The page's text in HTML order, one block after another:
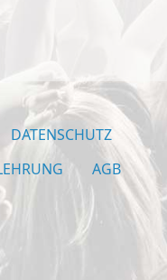
DATENSCHUTZ
AGB